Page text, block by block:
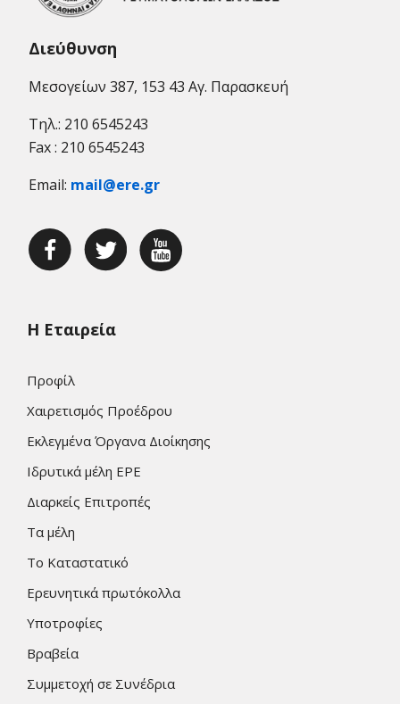
Διεύθυνση
Μεσογείων 387, 153 43 Αγ. Παρασκευή
Τηλ.: 210 6545243
Fax : 210 6545243
Email: mail@ere.gr
Η Εταιρεία
Προφίλ
Χαιρετισμός Προέδρου
Εκλεγμένα Όργανα Διοίκησης
Ιδρυτικά μέλη ΕΡΕ
Διαρκείς Επιτροπές
Τα μέλη
Το Καταστατικό
Ερευνητικά πρωτόκολλα
Υποτροφίες
Βραβεία
Συμμετοχή σε Συνέδρια